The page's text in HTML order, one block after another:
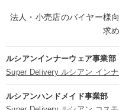
法人・小売店のバイヤー様
求
ルシアンインナーウェア事業部
Super Delivery ルシアン インナ
ルシアンハンドメイド事業部